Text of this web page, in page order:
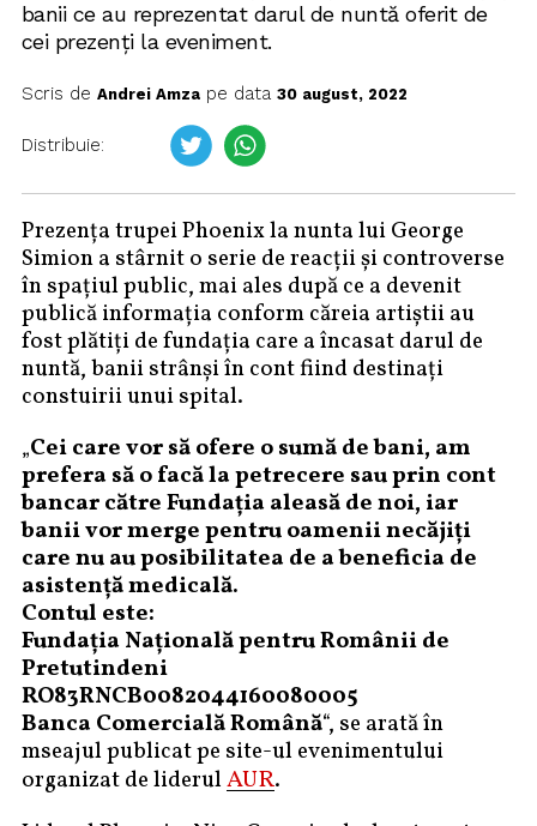
banii ce au reprezentat darul de nuntă oferit de
cei prezenți la eveniment.
Scris de Andrei Amzape data 30 august, 2022
Distribuie:
Prezența trupei Phoenix la nunta lui George
Simion a stârnit o serie de reacții și controverse
în spațiul public, mai ales după ce a devenit
publică informația conform căreia artiștii au
fost plătiți de fundația care a încasat darul de
nuntă, banii strânși în cont fiind destinați
constuirii unui spital.
„Cei care vor să ofere o sumă de bani, am
prefera să o facă la petrecere sau prin cont
bancar către Fundația aleasă de noi, iar
banii vor merge pentru oamenii necăjiți
care nu au posibilitatea de a beneficia de
asistență medicală.
Contul este:
Fundația Națională pentru Românii de
Pretutindeni
RO83RNCB0082044160080005
Banca Comercială Română“, se arată în
mseajul publicat pe site-ul evenimentului
organizat de liderulAUR.